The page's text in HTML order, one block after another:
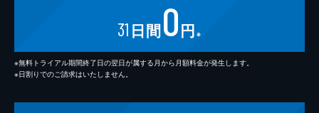
31 日間0円 ※
※無料トライアル期間終了日の翌日が属する月から月額料金が発生します。
※日割りでのご請求はいたしません。